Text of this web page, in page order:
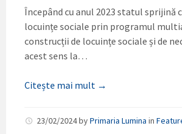
Începând cu anul 2023 statul sprijină
locuințe sociale prin programul
construcții de locuințe sociale și de
acest sens la…
Citește mai mult →
23/02/2024byPrimaria Lumina in